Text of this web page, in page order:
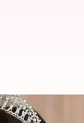
बार